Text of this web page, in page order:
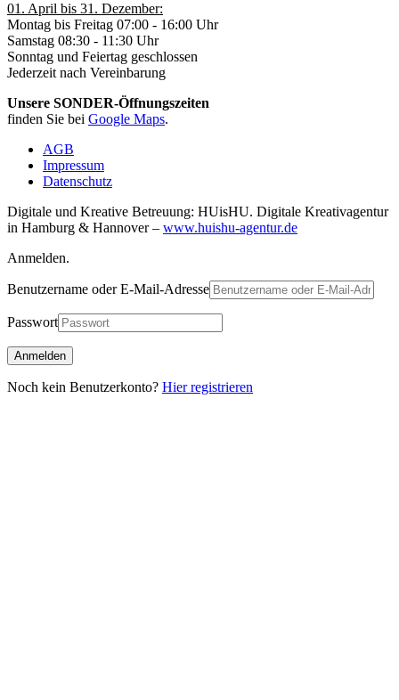
01. April bis 31. Dezember:
Montag bis Freitag 07:00 - 16:00 Uhr
Samstag 08:30 - 11:30 Uhr
Sonntag und Feiertag geschlossen
Jederzeit nach Vereinbarung
Unsere SONDER-Öffnungszeiten
finden Sie bei Google Maps.
AGB
Impressum
Datenschutz
Digitale und Kreative Betreuung: HUisHU. Digitale Kreativagentur
in Hamburg & Hannover – www.huishu-agentur.de
Anmelden.
Benutzername oder E-Mail-Adresse
Passwort
Noch kein Benutzerkonto? Hier registrieren